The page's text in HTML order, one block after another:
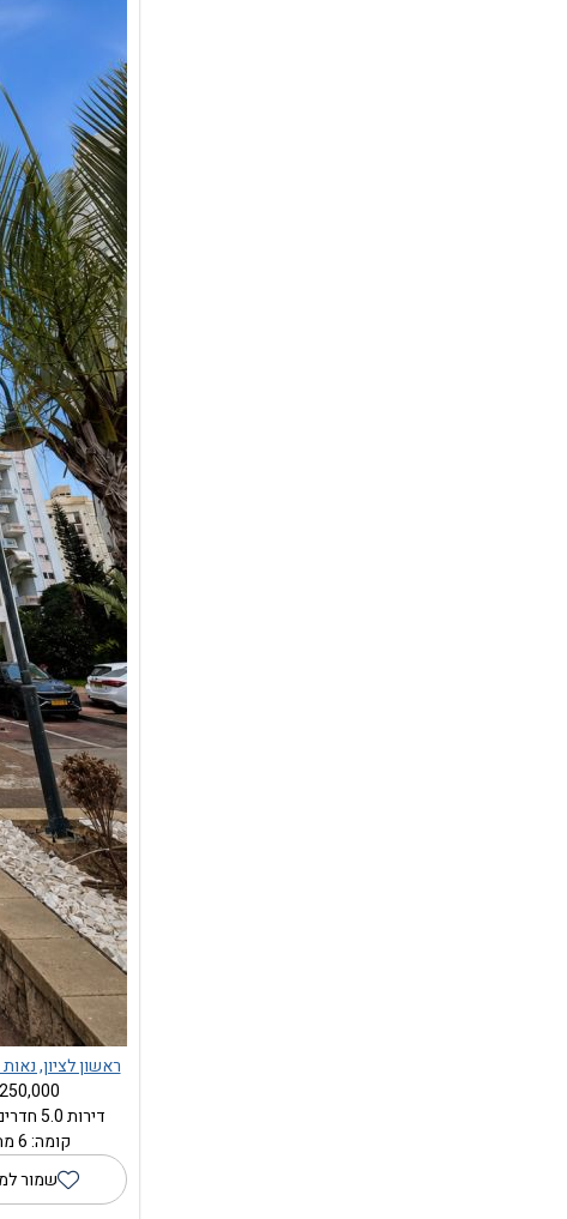
ראשון לציון,
₪
דירות 5.0 חדרים (120 מ"ר)
קומה: 6 מתוך 12
שמור